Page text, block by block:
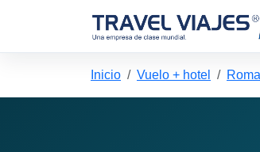
Inicio Vuelo + hotel Roma